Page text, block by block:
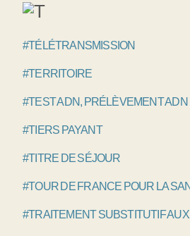
#TÉLÉTRANSMISSION
#TERRITOIRE
#TEST ADN, PRÉLÈVEMENT ADN
#TIERS PAYANT
#TITRE DE SÉJOUR
#TOUR DE FRANCE POUR LA
#TRAITEMENT SUBSTITUTIF